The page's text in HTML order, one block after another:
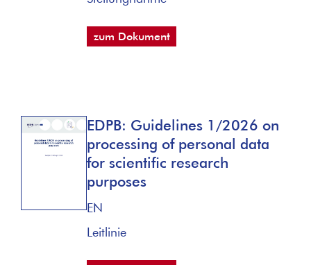
zum Dokument
EDPB: Guidelines 1/2026 on
processing of personal data
for scientific research
purposes
EN
Leitlinie